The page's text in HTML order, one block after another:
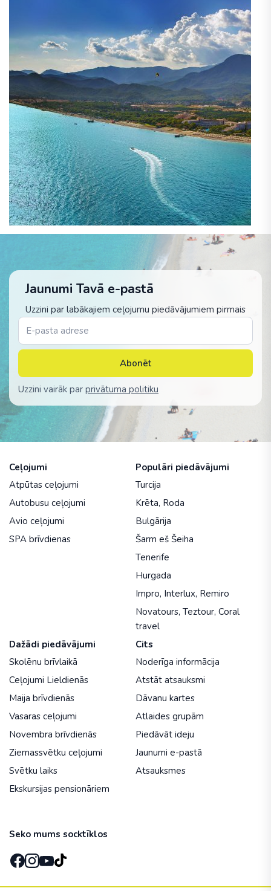
Jaunumi Tavā e-pastā
Uzzini par labākajiem ceļojumu piedāvājumiem pirmais
Abonēt
Uzzini vairāk par privātuma politiku
Ceļojumi
Atpūtas ceļojumi
Autobusu ceļojumi
Avio ceļojumi
SPA brīvdienas
Populāri piedāvājumi
Turcija
Krēta, Roda
Bulgārija
Šarm eš Šeiha
Tenerife
Hurgada
Impro, Interlux, Remiro
Novatours, Teztour, Coral
travel
Dažādi piedāvājumi
Skolēnu brīvlaikā
Ceļojumi Lieldienās
Maija brīvdienās
Vasaras ceļojumi
Novembra brīvdienās
Ziemassvētku ceļojumi
Svētku laiks
Ekskursijas pensionāriem
Cits
Noderīga informācija
Atstāt atsauksmi
Dāvanu kartes
Atlaides grupām
Piedāvāt ideju
Jaunumi e-pastā
Atsauksmes
Seko mums socktīklos